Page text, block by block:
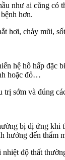
như ai cũng có
hơn.
hơi, chảy mũi,
hệ hô hấp đặc
hoặc đỏ…
sớm và đúng
bị dị ứng
hưởng đến thẩm
độ thất